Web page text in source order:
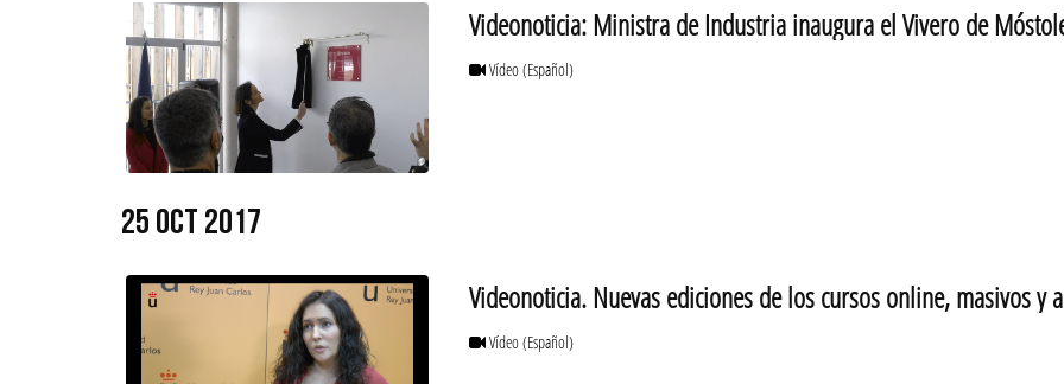
Videonoticia: Ministra de Industria inaugura el Vivero de
Vídeo(Español)
25 OCT 2017
Videonoticia. Nuevas ediciones de los cursos online, masivos y
Vídeo(Español)